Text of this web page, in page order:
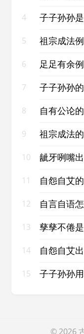
4 子子孙孙
5 祖宗成法
6 足足有余
7 子子孙孙
8 自有公论
9 祖宗成法
10 龇牙咧嘴
11 自怨自艾
12 自言自语
13 孳孳不倦
14 自怨自艾
15 子子孙孙
© 2026